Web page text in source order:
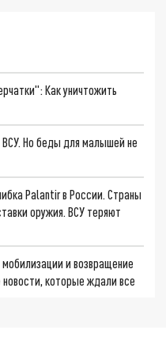
Как уничтожить
Но беды для малышей не
Palantir в России. Страны
оружия. ВСУ теряют
и возвращение
которые ждали все